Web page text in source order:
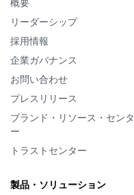
概要
リーダーシップ
採用情報
企業ガバナンス
お問い合わせ
プレスリリース
ブランド・リソース・センタ
ー
トラストセンター
製品・ソリューション